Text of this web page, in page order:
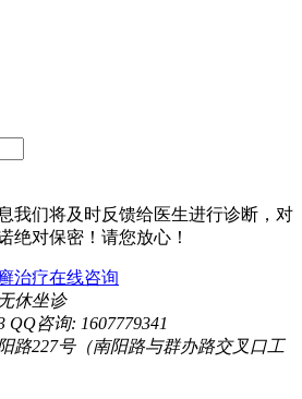
我们将及时反馈给医生进行诊断，对
绝对保密！请您放心！
治疗在线咨询
休坐诊
QQ咨询: 1607779341
路227号（南阳路与群办路交叉口工